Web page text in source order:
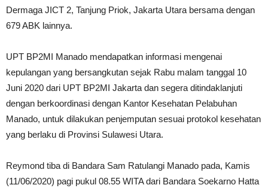
Dermaga JICT 2, Tanjung Priok, Jakarta Utara bersama dengan
679 ABK lainnya.
UPT BP2MI Manado mendapatkan informasi mengenai
kepulangan yang bersangkutan sejak Rabu malam tanggal 10
Juni 2020 dari UPT BP2MI Jakarta dan segera ditindaklanjuti
dengan berkoordinasi dengan Kantor Kesehatan Pelabuhan
Manado, untuk dilakukan penjemputan sesuai protokol kesehatan
yang berlaku di Provinsi Sulawesi Utara.
Reymond tiba di Bandara Sam Ratulangi Manado pada, Kamis
(11/06/2020) pagi pukul 08.55 WITA dari Bandara Soekarno Hatta